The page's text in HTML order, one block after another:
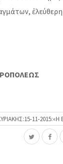
ἐλεύθερη
11-2015:«Η